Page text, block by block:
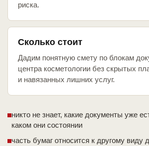
риска.
Сколько стоит
Дадим понятную смету по блокам
центра косметологии без скрытых
и навязанных лишних услуг.
никто не знает, какие документы уже
каком они состоянии
часть бумаг относится к другому виду